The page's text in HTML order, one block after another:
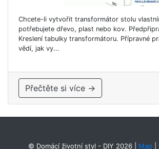
Chcete-li vytvořit transformátor stolu
potřebujete dřevo, plast nebo kov.
Kreslení tabulky transformátoru. Přípravné
vědí, jak vy...
Přečtěte si více →
© Domácí životní styl - DIY 2026 Map